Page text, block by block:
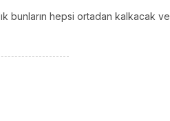
bunların hepsi ortadan kalkacak ve